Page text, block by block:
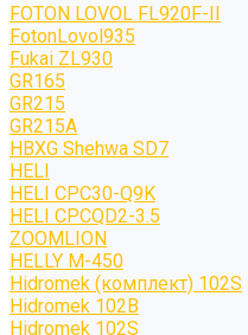
FOTON LOVOL FL920F-II
FotonLovol935
Fukai ZL930
GR165
GR215
GR215A
HBXG Shehwa SD7
HELI
HELI CPC30-Q9K
HELI CPCQD2-3.5
ZOOMLION
HELLY M-450
Hidromek (комплект) 102S
Hidromek 102B
Hidromek 102S